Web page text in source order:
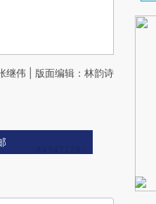
继伟 | 版面编辑：林韵诗